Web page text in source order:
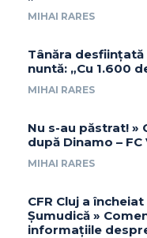
MIHAI RARES
Tânăra
nuntă: „Cu 1.600
MIHAI RARES
Nu s-au păstrat! »
după Dinamo –
MIHAI RARES
CFR Cluj a
Șumudică »
informațiile